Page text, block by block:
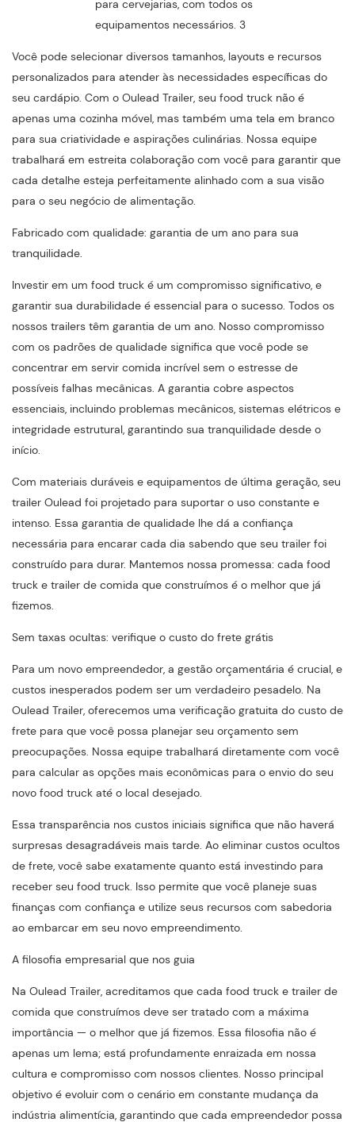
Você pode selecionar diversos tamanhos, layouts e recursos
personalizados para atender às necessidades específicas do
seu cardápio. Com o Oulead Trailer, seu food truck não é
apenas uma cozinha móvel, mas também uma tela em branco
para sua criatividade e aspirações culinárias. Nossa equipe
trabalhará em estreita colaboração com você para garantir que
cada detalhe esteja perfeitamente alinhado com a sua visão
para o seu negócio de alimentação.
Fabricado com qualidade: garantia de um ano para sua
tranquilidade.
Investir em um food truck é um compromisso significativo, e
garantir sua durabilidade é essencial para o sucesso. Todos os
nossos trailers têm garantia de um ano. Nosso compromisso
com os padrões de qualidade significa que você pode se
concentrar em servir comida incrível sem o estresse de
possíveis falhas mecânicas. A garantia cobre aspectos
essenciais, incluindo problemas mecânicos, sistemas elétricos e
integridade estrutural, garantindo sua tranquilidade desde o
início.
Com materiais duráveis ​​e equipamentos de última geração, seu
trailer Oulead foi projetado para suportar o uso constante e
intenso. Essa garantia de qualidade lhe dá a confiança
necessária para encarar cada dia sabendo que seu trailer foi
construído para durar. Mantemos nossa promessa: cada food
truck e trailer de comida que construímos é o melhor que já
fizemos.
Sem taxas ocultas: verifique o custo do frete grátis
Para um novo empreendedor, a gestão orçamentária é crucial, e
custos inesperados podem ser um verdadeiro pesadelo. Na
Oulead Trailer, oferecemos uma verificação gratuita do custo de
frete para que você possa planejar seu orçamento sem
preocupações. Nossa equipe trabalhará diretamente com você
para calcular as opções mais econômicas para o envio do seu
novo food truck até o local desejado.
Essa transparência nos custos iniciais significa que não haverá
surpresas desagradáveis ​​mais tarde. Ao eliminar custos ocultos
de frete, você sabe exatamente quanto está investindo para
receber seu food truck. Isso permite que você planeje suas
finanças com confiança e utilize seus recursos com sabedoria
ao embarcar em seu novo empreendimento.
A filosofia empresarial que nos guia
Na Oulead Trailer, acreditamos que cada food truck e trailer de
comida que construímos deve ser tratado com a máxima
importância — o melhor que já fizemos. Essa filosofia não é
apenas um lema; está profundamente enraizada em nossa
cultura e compromisso com nossos clientes. Nosso principal
objetivo é evoluir com o cenário em constante mudança da
indústria alimentícia, garantindo que cada empreendedor possa